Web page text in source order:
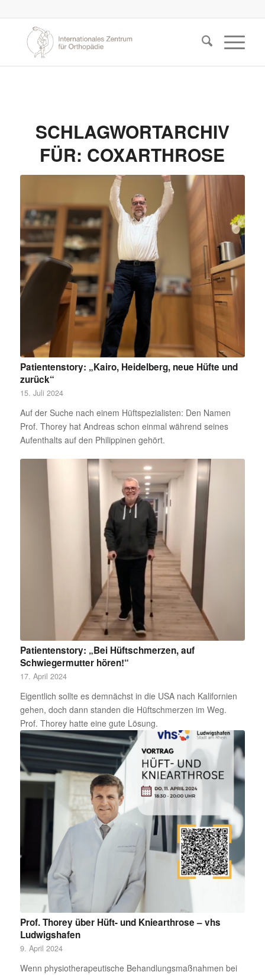
SCHLAGWORTARCHIV
FÜR: COXARTHROSE
Patientenstory: „Kairo, Heidelberg, neue Hüfte und
zurück“
15. Juli 2024
Auf der Suche nach einem Hüftspezialisten: Den Namen
Prof. Thorey hat Andreas schon einmal während seines
Aufenthalts auf den Philippinen gehört.
Patientenstory: „Bei Hüftschmerzen, auf
Schwiegermutter hören!“
17. April 2024
Eigentlich sollte es demnächst in die USA nach Kalifornien
gehen, doch dann standen die Hüftschmerzen im Weg.
Prof. Thorey hatte eine gute Lösung.
Prof. Thorey über Hüft- und Kniearthrose – vhs
Ludwigshafen
9. April 2024
Wenn physiotherapeutische Behandlungsmaßnahmen bei